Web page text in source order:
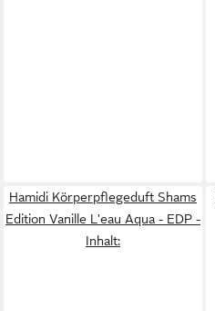
Hamidi Körperpflegeduft Shams
Edition Vanille L'eau Aqua - EDP -
Inhalt: